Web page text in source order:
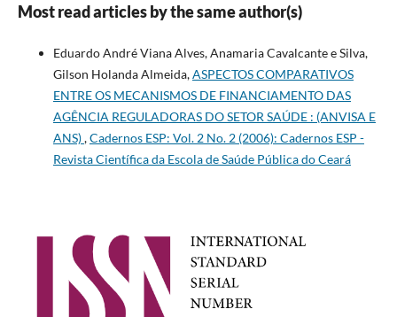
Most read articles by the same author(s)
Eduardo André Viana Alves, Anamaria Cavalcante e Silva,
Gilson Holanda Almeida,ASPECTOS COMPARATIVOS
ENTRE OS MECANISMOS DE FINANCIAMENTO DAS
AGÊNCIA REGULADORAS DO SETOR SAÚDE : (ANVISA E
ANS),Cadernos ESP: Vol. 2 No. 2 (2006): Cadernos ESP -
Revista Cientí­fica da Escola de Saúde Pública do Ceará